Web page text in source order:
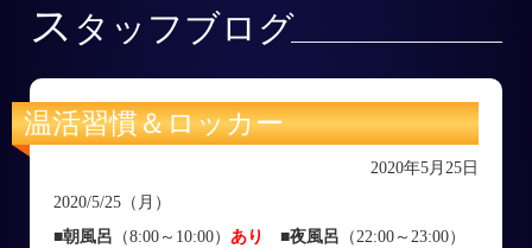
ス タッフブログ
温活習慣＆ロッカー
2020年5月25日
2020/5/25（月）
■朝風呂 （8:00～10:00） あり ■夜風呂 （22:00～23:00）